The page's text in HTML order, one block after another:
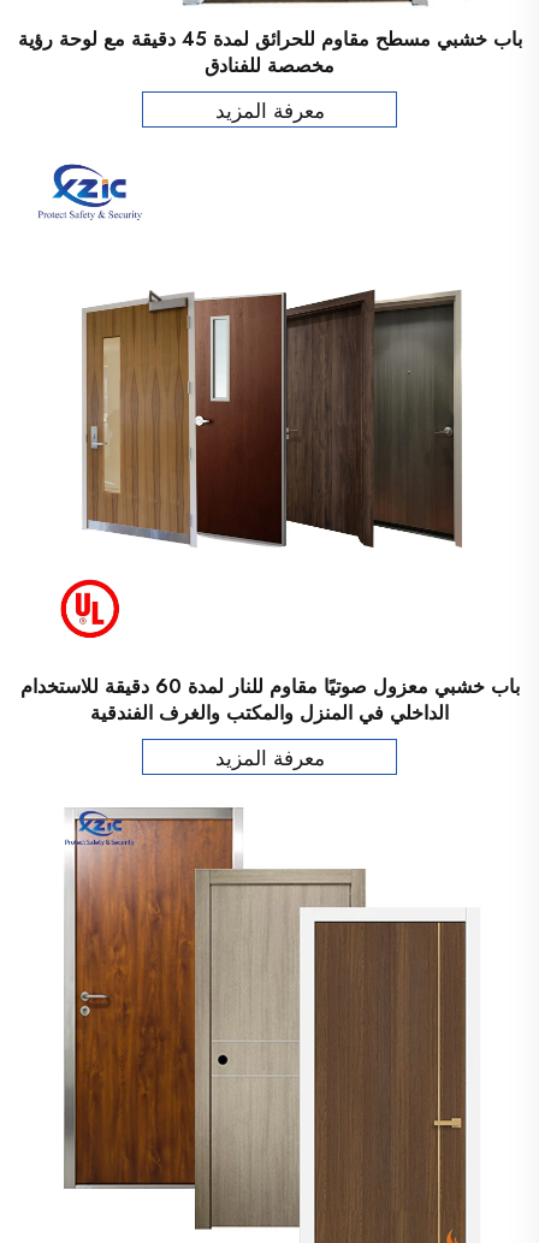
باب خشبي مسطح مقاوم للحرائق لمدة 45 دقيقة مع لوحة رؤية
مخصصة للفنادق
معرفة المزيد
باب خشبي معزول صوتيًا مقاوم للنار لمدة 60 دقيقة للاستخدام
الداخلي في المنزل والمكتب والغرف الفندقية
معرفة المزيد